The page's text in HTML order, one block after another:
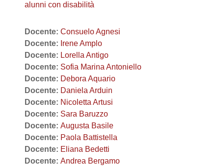
alunni con disabilità
Docente: Consuelo Agnesi
Docente: Irene Amplo
Docente: Lorella Antigo
Docente: Sofia Marina Antoniello
Docente: Debora Aquario
Docente: Daniela Arduin
Docente: Nicoletta Artusi
Docente: Sara Baruzzo
Docente: Augusta Basile
Docente: Paola Battistella
Docente: Eliana Bedetti
Docente: Andrea Bergamo